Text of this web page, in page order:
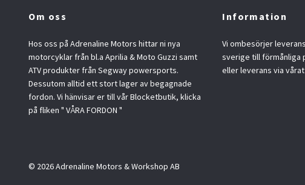
Om oss
Hos oss på Adrenaline Motors hittar ni nya
motorcyklar från bl.a Aprilia & Moto Guzzi samt
ATV produkter från Segway powersports.
Dessutom alltid ett stort lager av begagnade
fordon. Vi hänvisar er till vår Blocketbutik, klicka
på fliken " VÅRA FORDON "
Information
Vi ombesörjer
sverige till förmånliga
eller leverans via
© 2026 Adrenaline Motors & Workshop AB